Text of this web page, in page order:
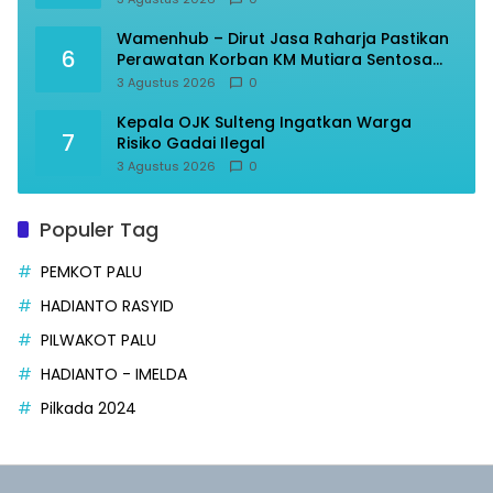
6
Wamenhub – Dirut Jasa Raharja Pastikan
Perawatan Korban KM Mutiara Sentosa
Optimal
3 Agustus 2026 0
7
Kepala OJK Sulteng Ingatkan Warga
Risiko Gadai Ilegal
3 Agustus 2026 0
Populer Tag
PEMKOT PALU
HADIANTO RASYID
PILWAKOT PALU
HADIANTO - IMELDA
Pilkada 2024